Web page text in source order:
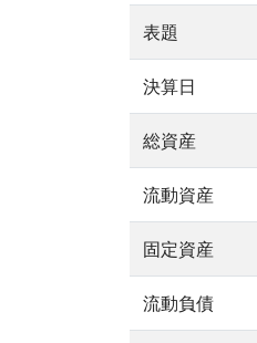
表題
決算日
総資産
流動資産
固定資産
流動負債